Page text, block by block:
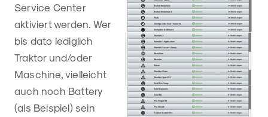
Service Center
aktiviert werden. Wer
bis dato lediglich
Traktor und/oder
Maschine, vielleicht
auch noch Battery
(als Beispiel) sein